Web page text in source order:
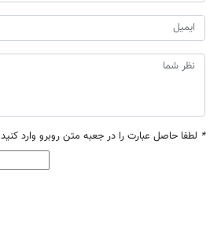
* لطفا حاصل عبارت را در جعبه متن روبرو وارد کنید